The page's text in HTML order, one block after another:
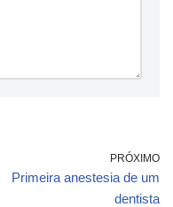
PRÓXIMO
Primeira anestesia de um
dentista